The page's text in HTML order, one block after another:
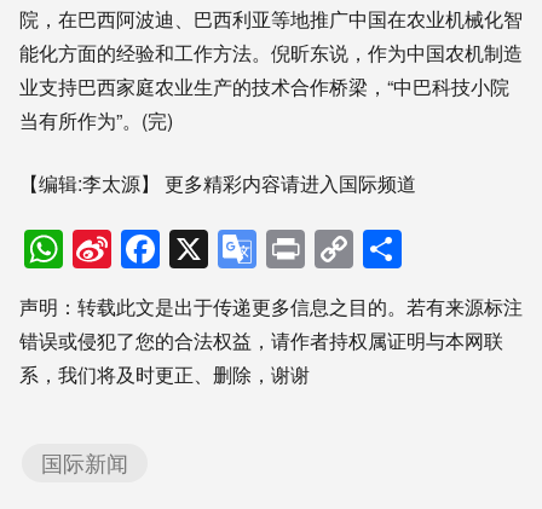
院，在巴西阿波迪、巴西利亚等地推广中国在农业机械化智
能化方面的经验和工作方法。倪昕东说，作为中国农机制造
业支持巴西家庭农业生产的技术合作桥梁，“中巴科技小院
当有所作为”。(完)
【编辑:李太源】 更多精彩内容请进入国际频道
WhatsApp
Sina
Weibo
Facebook
X Google
Translate
PrintCopy
Link享
声明：转载此文是出于传递更多信息之目的。若有来源标注
错误或侵犯了您的合法权益，请作者持权属证明与本网联
系，我们将及时更正、删除，谢谢
国际新闻